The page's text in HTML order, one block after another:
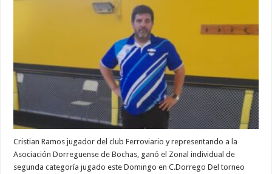
Cristian Ramos jugador del club Ferroviario y representando a la
Asociación Dorreguense de Bochas, ganó el Zonal individual de
segunda categoría jugado este Domingo en C.Dorrego Del torneo